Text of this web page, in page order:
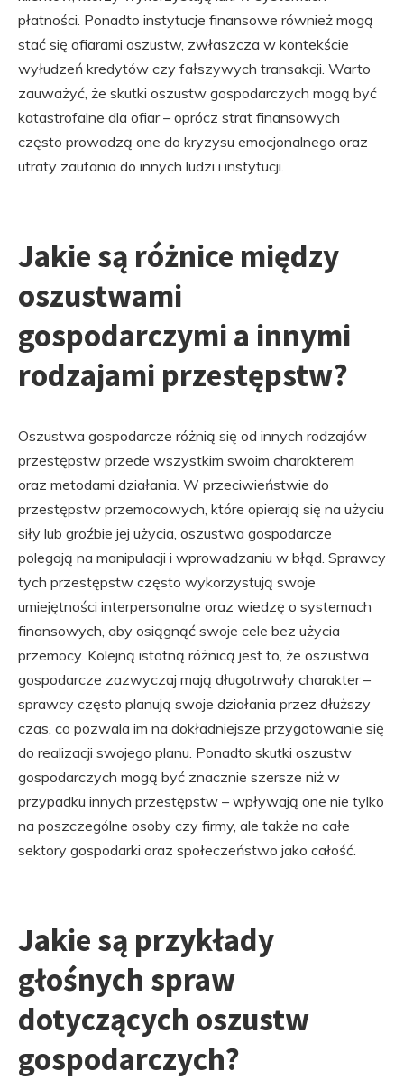
płatności. Ponadto instytucje finansowe również mogą
stać się ofiarami oszustw, zwłaszcza w kontekście
wyłudzeń kredytów czy fałszywych transakcji. Warto
zauważyć, że skutki oszustw gospodarczych mogą być
katastrofalne dla ofiar – oprócz strat finansowych
często prowadzą one do kryzysu emocjonalnego oraz
utraty zaufania do innych ludzi i instytucji.
Jakie są różnice między
oszustwami
gospodarczymi a innymi
rodzajami przestępstw?
Oszustwa gospodarcze różnią się od innych rodzajów
przestępstw przede wszystkim swoim charakterem
oraz metodami działania. W przeciwieństwie do
przestępstw przemocowych, które opierają się na użyciu
siły lub groźbie jej użycia, oszustwa gospodarcze
polegają na manipulacji i wprowadzaniu w błąd. Sprawcy
tych przestępstw często wykorzystują swoje
umiejętności interpersonalne oraz wiedzę o systemach
finansowych, aby osiągnąć swoje cele bez użycia
przemocy. Kolejną istotną różnicą jest to, że oszustwa
gospodarcze zazwyczaj mają długotrwały charakter –
sprawcy często planują swoje działania przez dłuższy
czas, co pozwala im na dokładniejsze przygotowanie się
do realizacji swojego planu. Ponadto skutki oszustw
gospodarczych mogą być znacznie szersze niż w
przypadku innych przestępstw – wpływają one nie tylko
na poszczególne osoby czy firmy, ale także na całe
sektory gospodarki oraz społeczeństwo jako całość.
Jakie są przykłady
głośnych spraw
dotyczących oszustw
gospodarczych?